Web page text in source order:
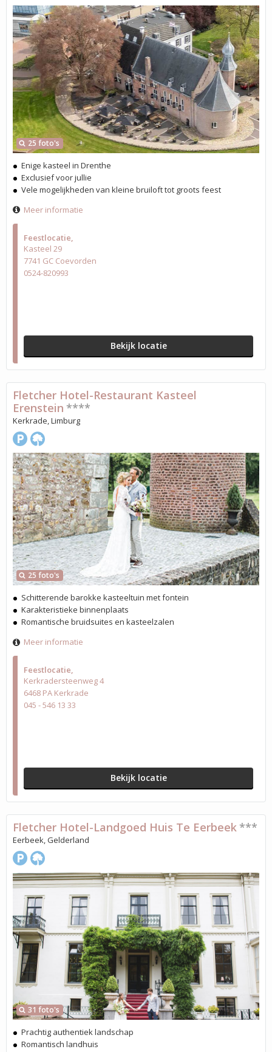
Feestlocatie
Kasteel 29
7741 GC Coevorden
0524-820993
Bekijk locatie
25 foto's
Enige kasteel in Drenthe
Exclusief voor jullie
Vele mogelijkheden van kleine bruiloft tot groots feest
Meer informatie
Feestlocatie
Kerkradersteenweg 4
6468 PA Kerkrade
045 - 546 13 33
Bekijk locatie
25 foto's
Fletcher Hotel-Restaurant Kasteel
Erenstein ****
Kerkrade, Limburg
Schitterende barokke kasteeltuin met fontein
Karakteristieke binnenplaats
Romantische bruidsuites en kasteelzalen
Meer informatie
31 foto's
Fletcher Hotel-Landgoed Huis Te Eerbeek ***
Eerbeek, Gelderland
Prachtig authentiek landschap
Romantisch landhuis